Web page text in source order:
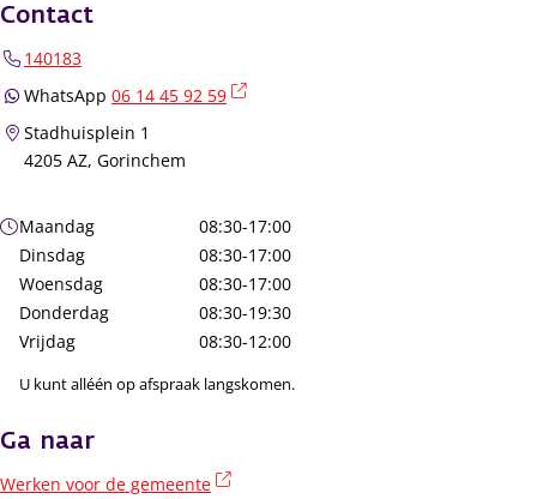
Contact
140183
WhatsApp 06 14 45 92 59
Stadhuisplein 1
4205 AZ, Gorinchem
Openingstijden
Maandag
08:30-17:00
Dinsdag
08:30-17:00
Woensdag
08:30-17:00
Donderdag
08:30-19:30
Vrijdag
08:30-12:00
U kunt alléén op afspraak langskomen.
Ga naar
Werken voor de gemeente